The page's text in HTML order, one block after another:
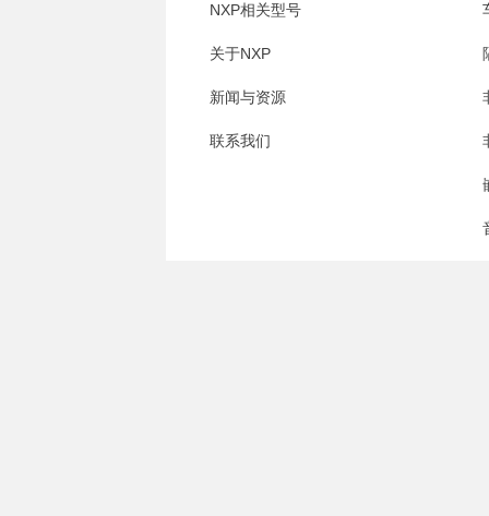
NXP相关型号
关于NXP
新闻与资源
联系我们